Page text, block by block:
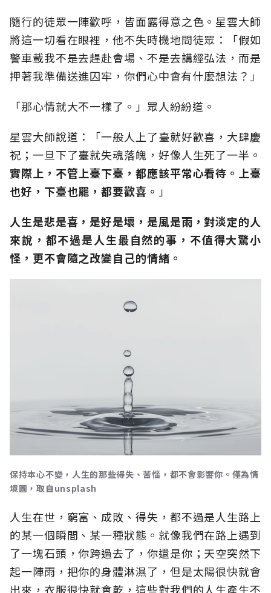
隨行的徒眾一陣歡呼，皆面露得意之色。星雲大師
將這一切看在眼裡，他不失時機地問徒眾：「假如
警車載我不是去趕赴會場、不是去講經弘法，而是
押著我準備送進囚牢，你們心中會有什麼想法？」
「那心情就大不一樣了。」眾人紛紛道。
星雲大師說道：「一般人上了臺就好歡喜，大肆慶
祝；一旦下了臺就失魂落魄，好像人生死了一半。
實際上，不管上臺下臺，都應該平常心看待。上臺
也好，下臺也罷，都要歡喜。 」
人生是悲是喜，是好是壞，是風是雨，對淡定的人
來說，都不過是人生最自然的事，不值得大驚小
怪，更不會隨之改變自己的情緒。
保持本心不變，人生的那些得失、苦惱，都不會影響你。僅為情
境圖，取自unsplash
人生在世，窮富、成敗、得失，都不過是人生路上
的某一個瞬間、某一種狀態。就像我們在路上遇到
了一塊石頭，你跨過去了，你還是你；天空突然下
起一陣雨，把你的身體淋濕了，但是太陽很快就會
出來，衣服很快就會乾，這些對我們的人生產生不